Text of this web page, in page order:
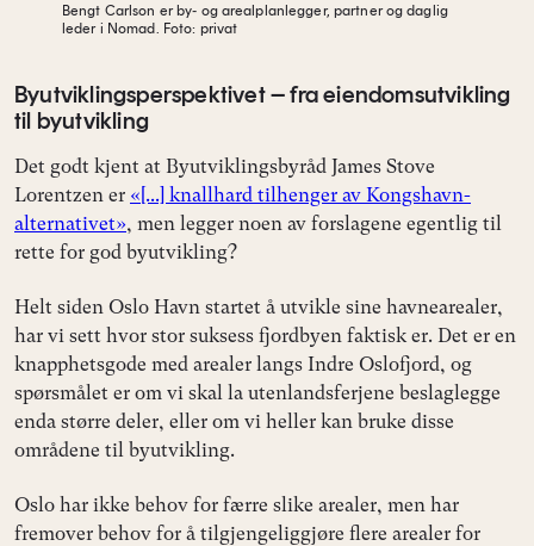
Bengt Carlson er by- og arealplanlegger, partner og daglig
leder i Nomad. Foto: privat
Byutviklingsperspektivet – fra eiendomsutvikling
til byutvikling
Det godt kjent at Byutviklingsbyråd James Stove
Lorentzen er «[...] knallhard tilhenger av Kongshavn-
alternativet», men legger noen av forslagene egentlig til
rette for god byutvikling?
Helt siden Oslo Havn startet å utvikle sine havnearealer,
har vi sett hvor stor suksess fjordbyen faktisk er. Det er en
knapphetsgode med arealer langs Indre Oslofjord, og
spørsmålet er om vi skal la utenlandsferjene beslaglegge
enda større deler, eller om vi heller kan bruke disse
områdene til byutvikling.
Oslo har ikke behov for færre slike arealer, men har
fremover behov for å tilgjengeliggjøre flere arealer for